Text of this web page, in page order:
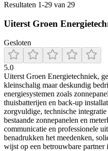
Resultaten 1-29 van 29
Uiterst Groen
Gesloten
5.0
Uiterst Groen Energietechniek,
kleinschalig maar deskundig
energiesystemen zoals
thuisbatterijen en back-up
zorgvuldige, technische
bestaande zonnepanelen en
communicatie en professionele
benadrukken het meedenken,
wijst op een betrouwbare partner